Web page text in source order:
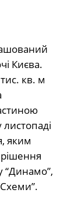
яким
рішення
“Динамо”,